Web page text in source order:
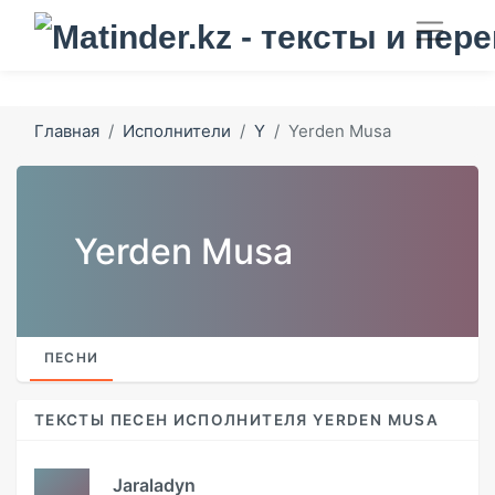
Главная Исполнители Y Yerden Musa
Yerden Musa
ПЕСНИ
ТЕКСТЫ ПЕСЕН ИСПОЛНИТЕЛЯ YERDEN MUSA
Jaraladyn